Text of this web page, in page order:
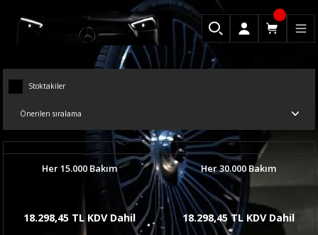
Stoktakiler
Her 15.000 Bakım
18.298,45 TL KDV Dahil
Her 30.000 Bakım
18.298,45 TL KDV Dahil